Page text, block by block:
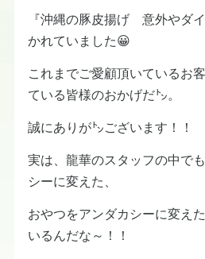
『沖縄の豚皮揚げ 意外やダ
かれていました😀
これまでご愛顧頂いているお
ている皆様のおかげだ㌧。
誠にありが㌧ございます！！
実は、龍華のスタッフの中で
シーに変えた、
おやつをアンダカシーに変え
いるんだな～！！